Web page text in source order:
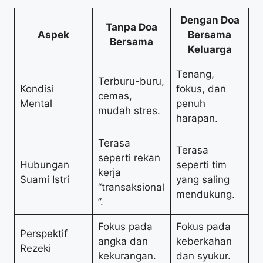
Aspek
Tanpa Doa
Bersama
Dengan Doa
Bersama
Keluarga
Kondisi
Mental
Terburu-buru,
cemas,
mudah stres.
Tenang,
fokus, dan
penuh
harapan.
Hubungan
Suami Istri
Terasa
seperti rekan
kerja
“transaksional
”.
Terasa
seperti tim
yang saling
mendukung.
Perspektif
Rezeki
Fokus pada
angka dan
kekurangan.
Fokus pada
keberkahan
dan syukur.